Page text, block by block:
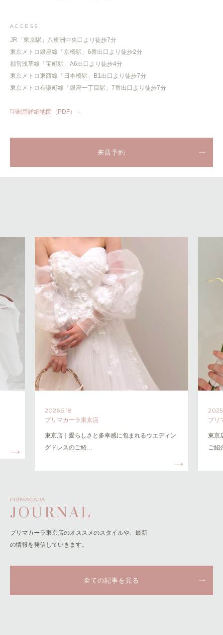
ACCESS
JR「東京駅」八重洲中央口より徒歩7分
東京メトロ銀座線「京橋駅」6番出口より徒歩2分
都営浅草線「宝町駅」A6出口より徒歩4分
東京メトロ東西線「日本橋駅」B1出口より徒歩7分
東京メトロ有楽町線「銀座一丁目駅」7番出口より徒歩7分
印刷用詳細地図（PDF）→
来店予約
2026.5.18
プリマカーラ東京店
東京店｜愛らしさと多幸感に包まれるウエディン
グドレスのご紹…
プリ
東京
ご紹
PRIMACARA
JOURNAL
プリマカーラ東京店のオススメのスタイルや、最新
の情報を発信していきます。
全ての記事を見る